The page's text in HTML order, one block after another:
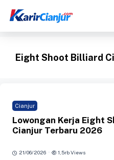
Eight Shoot Billiard
Cianjur
Lowongan Kerja Eight
Cianjur Terbaru 2026
21/06/2026 · 1,5rb Views